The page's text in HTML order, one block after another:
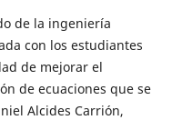
de la ingeniería
con los estudiantes
de mejorar el
de ecuaciones que se
Alcides Carrión,